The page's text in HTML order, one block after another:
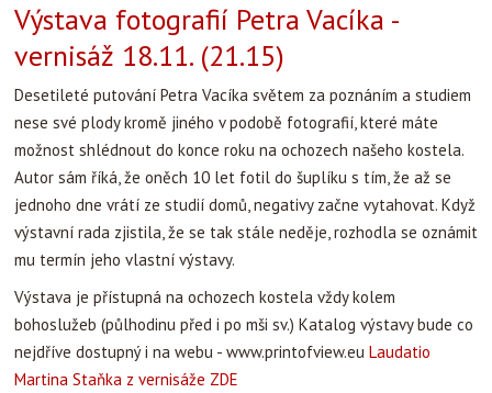
Výstava fotografií Petra Vacíka -
vernisáž 18.11. (21.15)
Desetileté putování Petra Vacíka světem za poznáním a studiem
nese své plody kromě jiného v podobě fotografií, které máte
možnost shlédnout do konce roku na ochozech našeho kostela.
Autor sám říká, že oněch 10 let fotil do šuplíku s tím, že až se
jednoho dne vrátí ze studií domů, negativy začne vytahovat. Když
výstavní rada zjistila, že se tak stále neděje, rozhodla se oznámit
mu termín jeho vlastní výstavy.
Výstava je přístupná na ochozech kostela vždy kolem
bohoslužeb (půlhodinu před i po mši sv.) Katalog výstavy bude co
nejdříve dostupný i na webu - www.printofview.eu Laudatio
Martina Staňka z vernisáže ZDE